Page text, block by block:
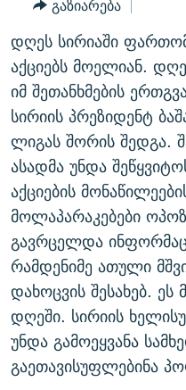
დაბრუნება
ᲡᲞᲝᲠᲢᲘ
ᲜᲘᲙᲝᲡ ᲞᲝᲓᲙᲐᲡᲢᲘ
60 ᲓᲔᲪᲘᲑᲔᲚᲘ
ᲒᲐᲜᲙᲘᲗᲮᲕᲘᲡ ᲓᲦᲔ
ᲓᲘᲚᲘᲡ ᲡᲐᲣᲑᲠᲔᲑᲘ
ᲛᲝᲚᲐᲞᲐᲠᲐᲙᲔ ᲢᲔᲥᲡᲢᲔᲑᲘ
ᲨᲘᲜ - ᲣᲪᲮᲝᲔᲗᲨᲘ
ᲚᲘᲢᲔᲠᲐᲢᲣᲠᲣᲚᲘ
ᲐᲛᲔᲠᲘᲙᲣᲚᲘ ᲛᲝᲗᲮᲠᲝᲑᲐ
ᲘᲛᲞᲔᲠᲘᲐ ᲓᲐ ᲠᲐᲓᲘᲝ
ᲗᲐᲕᲘᲡᲣᲤᲚᲔᲑᲘᲡ ᲛᲝᲜᲘᲢᲝᲠᲘ
ᲤᲔᲜᲝᲕᲐᲜᲘ - 2.10
ᲗᲥᲕᲔᲜᲘ ᲞᲣᲑᲚᲘᲙᲐᲪᲘᲔᲑᲘ
ᲞᲠᲝᲔᲥᲢᲔᲑᲘ
ᲣᲙᲠᲐᲘᲜᲐᲨᲘ ᲓᲐᲦᲣᲞᲣᲚᲘ
ᲓᲐᲛᲝᲣᲙᲘᲓᲔᲑᲚᲝᲑᲘᲡ 100
ᲩᲔᲛᲘ ᲡᲘᲙᲕᲓᲘᲚᲘᲡ ᲛᲘᲖᲔᲖᲘᲐ
11 ᲬᲔᲚᲘ - 11 ᲐᲛᲑᲐᲕᲘ
ᲡᲐᲞᲐᲠᲚᲐᲛᲔᲜᲢᲝ
ᲑᲐᲕᲨᲕᲔᲑᲘ
5 ᲐᲛᲑᲐᲕᲘ - 20 ᲘᲕᲜᲘᲡᲡ
ᲐᲒᲕᲘᲡᲢᲝᲡ ᲝᲛᲘ
ПРИВЕТ ᲙᲣᲚᲢᲣᲠᲐ
ЭХО КАВКАЗА
ᲒᲐᲛᲝᲘᲬᲔᲠᲔ
რთე/რთ-ის ყველა
გაზიარება
დღეს სირიაში
აქციებს მოელიან.
იმ შეთანხმების
სირიის პრეზიდენტ
ლიგას შორის შედგა.
ასადმა უნდა
აქციების
მოლაპარაკებები
გავრცელდა
რამდენიმე ათული
დახოცვის შესახებ.
დღეში. სირიის
უნდა გამოეყვანა
გაეთავისუფლებინა